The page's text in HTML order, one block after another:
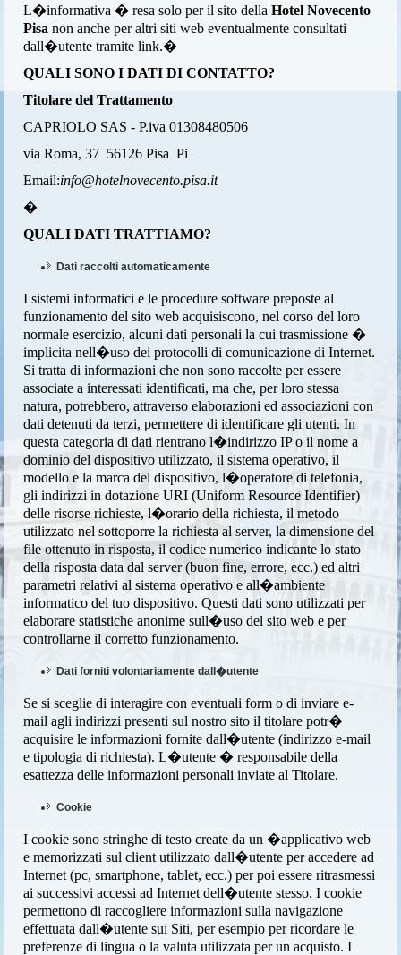
L�informativa � resa solo per il sito dellaHotel Novecento
Pisa non anche per altri siti web eventualmente consultati
dall�utente tramite link.�
QUALI SONO I DATI DI CONTATTO?
Titolare del Trattamento
CAPRIOLO SAS - P.iva 01308480506
via Roma, 37 56126 Pisa Pi
Email:info@hotelnovecento.pisa.it
�
QUALI DATI TRATTIAMO?
Dati raccolti automaticamente
I sistemi informatici e le procedure software preposte al
funzionamento del sito web acquisiscono, nel corso del loro
normale esercizio, alcuni dati personali la cui trasmissione �
implicita nell�uso dei protocolli di comunicazione di Internet.
Si tratta di informazioni che non sono raccolte per essere
associate a interessati identificati, ma che, per loro stessa
natura, potrebbero, attraverso elaborazioni ed associazioni con
dati detenuti da terzi, permettere di identificare gli utenti. In
questa categoria di dati rientrano l�indirizzo IP o il nome a
dominio del dispositivo utilizzato, il sistema operativo, il
modello e la marca del dispositivo, l�operatore di telefonia,
gli indirizzi in dotazione URI (Uniform Resource Identifier)
delle risorse richieste, l�orario della richiesta, il metodo
utilizzato nel sottoporre la richiesta al server, la dimensione del
file ottenuto in risposta, il codice numerico indicante lo stato
della risposta data dal server (buon fine, errore, ecc.) ed altri
parametri relativi al sistema operativo e all�ambiente
informatico del tuo dispositivo. Questi dati sono utilizzati per
elaborare statistiche anonime sull�uso del sito web e per
controllarne il corretto funzionamento.
Dati forniti volontariamente dall�utente
Se si sceglie di interagire con eventuali form o di inviare e-
mail agli indirizzi presenti sul nostro sito il titolare potr�
acquisire le informazioni fornite dall�utente (indirizzo e-mail
e tipologia di richiesta). L�utente � responsabile della
esattezza delle informazioni personali inviate al Titolare.
Cookie
I cookie sono stringhe di testo create da un �applicativo web
e memorizzati sul client utilizzato dall�utente per accedere ad
Internet (pc, smartphone, tablet, ecc.) per poi essere ritrasmessi
ai successivi accessi ad Internet dell�utente stesso. I cookie
permettono di raccogliere informazioni sulla navigazione
effettuata dall�utente sui Siti, per esempio per ricordare le
preferenze di lingua o la valuta utilizzata per un acquisto. I